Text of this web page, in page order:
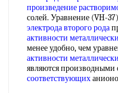
произведение
солей. Уравнение (VH-
электрода второго рода
активности
менее удобно, чем
активности
являются производными
соответствующих